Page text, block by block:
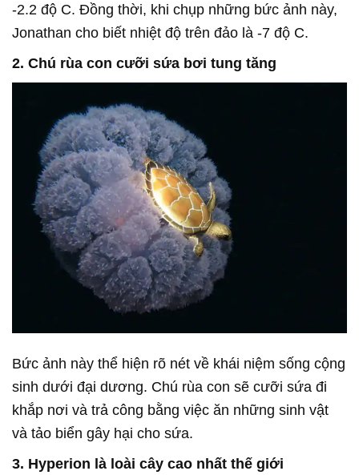
-2.2 độ C. Đồng thời, khi chụp những bức ảnh này,
Jonathan cho biết nhiệt độ trên đảo là -7 độ C.
2. Chú rùa con cưỡi sứa bơi tung tăng
Bức ảnh này thể hiện rõ nét về khái niệm sống cộng
sinh dưới đại dương. Chú rùa con sẽ cưỡi sứa đi
khắp nơi và trả công bằng việc ăn những sinh vật
và tảo biển gây hại cho sứa.
3. Hyperion là loài cây cao nhất thế giới